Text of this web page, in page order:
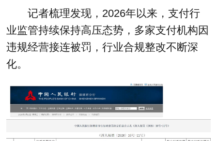
记者梳理发现，2026年以来，支付行
业监管持续保持高压态势，多家支付机构因
违规经营接连被罚，行业合规整改不断深
化。